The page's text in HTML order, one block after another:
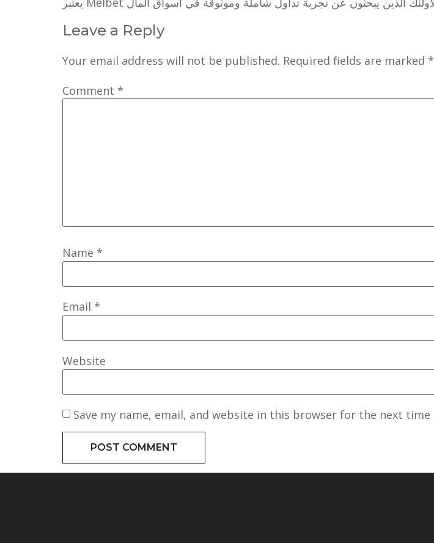
Leave a Reply
Your email address will not be published. Required fields are marked *
Comment *
Name *
Email *
Website
Save my name, email, and website in this browser for the next time